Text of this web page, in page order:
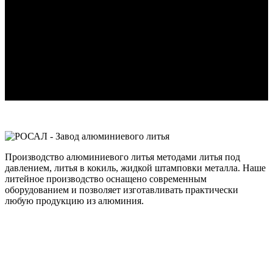
Производство алюминиевого литья методами литья под
давлением, литья в кокиль, жидкой штамповки металла. Наше
литейное производство оснащено современным
оборудованием и позволяет изготавливать практически
любую продукцию из алюминия.